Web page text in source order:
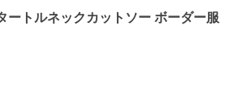
ートルネックカットソー ボーダー服